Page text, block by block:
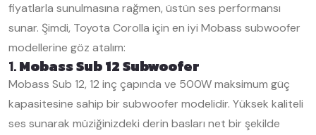
fiyatlarla sunulmasına rağmen, üstün ses performansı
sunar. Şimdi, Toyota Corolla için en iyi Mobass subwoofer
modellerine göz atalım:
1.Mobass Sub 12 Subwoofer
Mobass Sub 12, 12 inç çapında ve 500W maksimum güç
kapasitesine sahip bir subwoofer modelidir. Yüksek kaliteli
ses sunarak müziğinizdeki derin basları net bir şekilde